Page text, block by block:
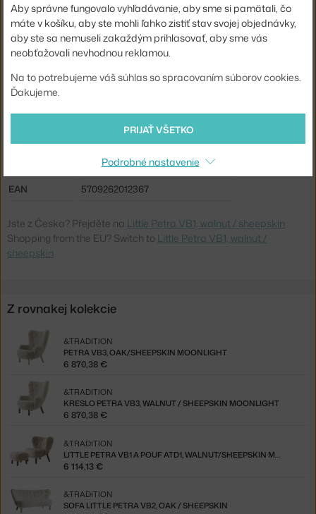
Hĺbka:
83 cm
Hmotnosť:
20 kg
Podrúčky:
bez podrúčok
Farba:
krémová
Materiál:
Podnož:
drevo
AND-134425A235A042A745
EAN
5709262012367
Jste z Česka? Přejděte na Little Petra VB1, walnut / sheepskin
Shopping from the EU? Switch to Little Petra VB1, walnut /
sheepskin
Z rovnakej kolekcie
PETRA VB3, OAK/SHEEPSKIN MOONLIGHT
&TRADITION
6 870,38 €
KRESLO PETRA VB3, WALNUT / SHEEPSKIN MOONLIGHT
&TRADITION
6 870,38 €
LITTLE PETRA VB1 A POUF ATD1, WALNUT/SHEEPSKIN MOONLIGHT
&TRADITION
6 114,13 €
SOFA LITTLE PETRA VB2, OAK / SHEEPSKIN
&TRADITION
Aby správne fungovalo vyhľadávanie, aby sme si pamätali, čo
máte v košíku, aby ste mohli ľahko zistiť stav svojej objednávky,
aby ste sa nemuseli zakaždým prihlasovať, aby sme vás
neobťažovali nevhodnou reklamou.
Na to potrebujeme váš súhlas so spracovaním súborov cookies.
Ďakujeme.
PRIJAŤ VŠETKO
Podrobné nastavenie